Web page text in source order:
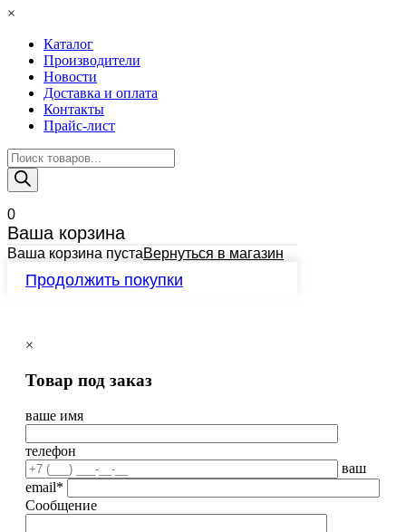
×
Каталог
Производители
Новости
Доставка и оплата
Контакты
Прайс-лист
Поиск
товаров
0
Ваша корзина
Ваша корзина пустаВернуться в магазин
Продолжить покупки
×
Товар под заказ
ваше имя
телефон
ваш
email*
Сообщение